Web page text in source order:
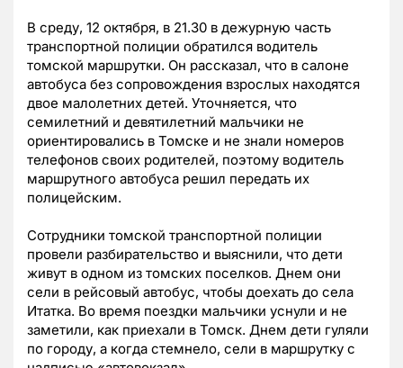
В среду, 12 октября, в 21.30 в дежурную часть
транспортной полиции обратился водитель
томской маршрутки. Он рассказал, что в салоне
автобуса без сопровождения взрослых находятся
двое малолетних детей. Уточняется, что
семилетний и девятилетний мальчики не
ориентировались в Томске и не знали номеров
телефонов своих родителей, поэтому водитель
маршрутного автобуса решил передать их
полицейским.
Сотрудники томской транспортной полиции
провели разбирательство и выяснили, что дети
живут в одном из томских поселков. Днем они
сели в рейсовый автобус, чтобы доехать до села
Итатка. Во время поездки мальчики уснули и не
заметили, как приехали в Томск. Днем дети гуляли
по городу, а когда стемнело, сели в маршрутку с